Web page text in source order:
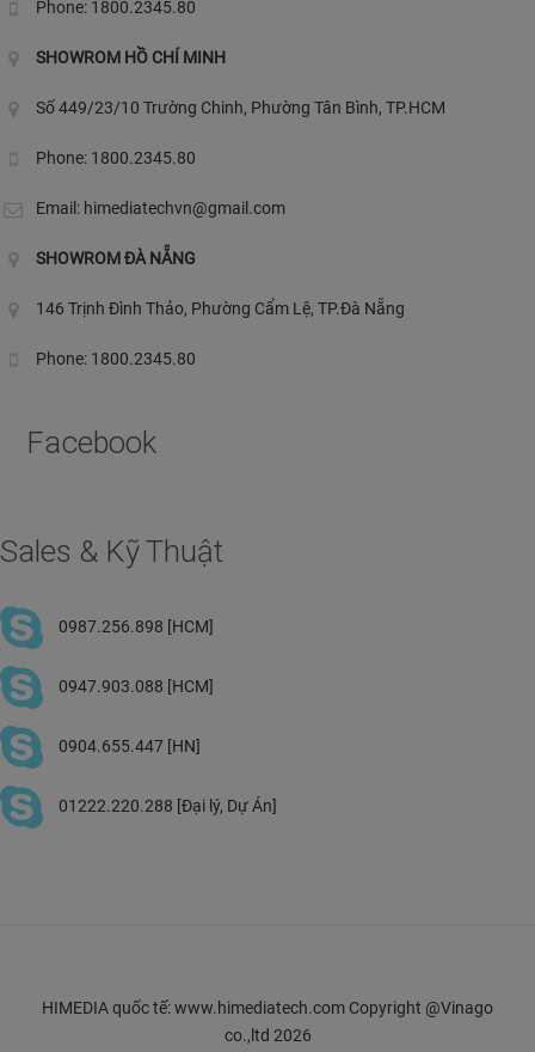
Phone: 1800.2345.80
SHOWROM HỒ CHÍ MINH
Số 449/23/10 Trường Chinh, Phường Tân Bình, TP.HCM
Phone: 1800.2345.80
Email: himediatechvn@gmail.com
SHOWROM ĐÀ NẴNG
146 Trịnh Đình Thảo, Phường Cẩm Lệ, TP.Đà Nẵng
Phone: 1800.2345.80
Facebook
Sales & Kỹ Thuật
0987.256.898 [HCM]
0947.903.088 [HCM]
0904.655.447 [HN]
01222.220.288 [Đại lý, Dự Án]
HIMEDIA quốc tế: www.himediatech.com Copyright @Vinago
co.,ltd 2026